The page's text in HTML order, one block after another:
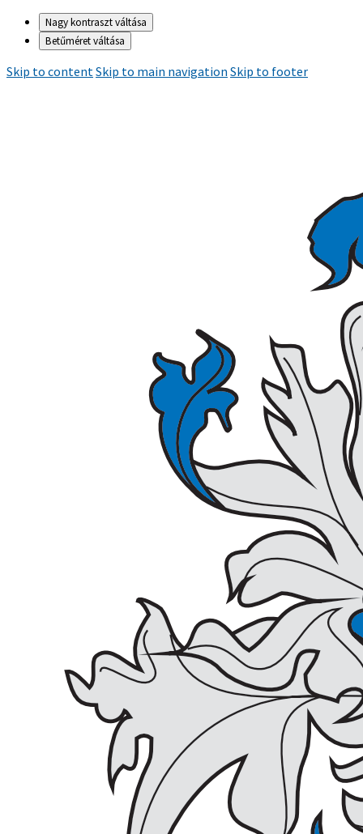
Nagy kontraszt váltása
Betűméret váltása
Skip to contentSkip to main navigation Skip to footer